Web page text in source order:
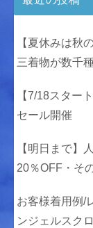
【夏休みは秋
三着物が数千
【7/18スター
セール開催
【明日まで】
20％OFF・そ
お客様着用例/
ンジェルスク